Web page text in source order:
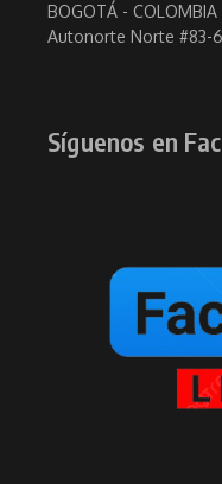
BOGOTÁ - COLOMBIA
Autonorte Norte #83-
Síguenos en